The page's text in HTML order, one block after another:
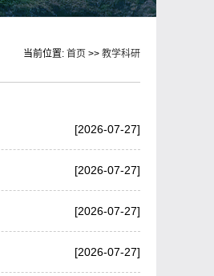
当前位置: 首页 >> 教学科研
[2026-07-27]
[2026-07-27]
[2026-07-27]
[2026-07-27]